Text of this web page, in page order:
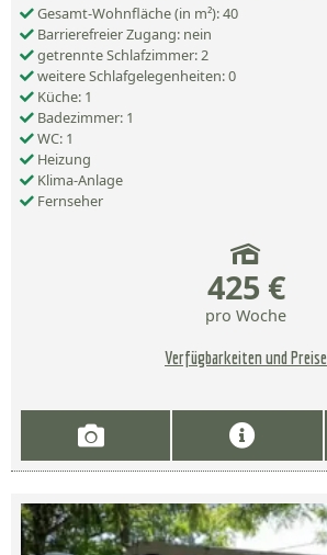
Gesamt-Wohnfläche (in m²): 40
Barrierefreier Zugang: nein
getrennte Schlafzimmer: 2
weitere Schlafgelegenheiten: 0
Küche: 1
Badezimmer: 1
WC: 1
Heizung
Klima-Anlage
Fernseher
425 €
pro Woche
Verfügbarkeiten und Preise